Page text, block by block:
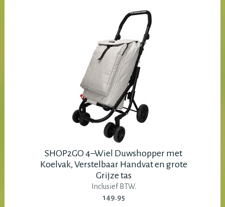
SHOP2GO 4–Wiel Duwshopper met
Koelvak, Verstelbaar Handvat en grote
Grijze tas
Inclusief BTW.
149.95